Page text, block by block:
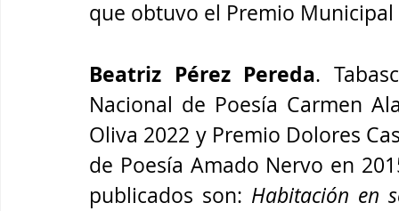
que obtuvo el Premio Municipal
Beatriz Pérez Pereda.
Nacional de Poesía Carmen
Oliva 2022 y Premio Dolores
de Poesía Amado Nervo en
publicados son: Habitación en